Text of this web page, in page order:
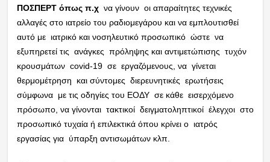
ΠΟΣΠΕΡΤ όπως π.χνα γίνουν οι απαραίτητες τεχνικές
αλλαγές στο ιατρείο του ραδιομεγάρου και να εμπλουτισθεί
αυτό με ιατρικό και νοσηλευτικό προσωπικό ώστε να
εξυπηρετεί τις ανάγκες πρόληψης και αντιμετώπισης τυχόν
κρουσμάτων covid-19 σε εργαζόμενους, να γίνεται
θερμομέτρηση και σύντομες διερευνητικές ερωτήσεις
σύμφωνα με τις οδηγίες του ΕΟΔΥ σε κάθε εισερχόμενο
πρόσωπο, να γίνονται τακτικοί δειγματοληπτικοί έλεγχοι στο
προσωπικό τυχαία ή επιλεκτικά όπου κρίνει ο ιατρός
εργασίας για ύπαρξη αντισωμάτων κλπ.